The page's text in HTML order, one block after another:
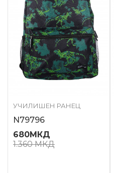
УЧИЛИШЕН РАНЕЦ
N79796
680МКД
1.360МКД